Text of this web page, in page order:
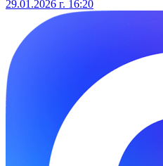
29.01.2026 г. 16:20